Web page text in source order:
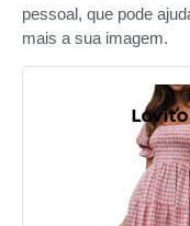
pessoal, que pode
mais a sua imagem.